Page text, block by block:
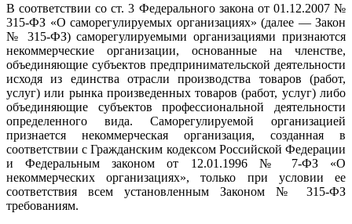
В соответствии со ст. 3 Федерального закона от 01.12.2007 №
315-ФЗ «О саморегулируемых организациях» (далее — Закон
№ 315-ФЗ) саморегулируемыми организациями признаются
некоммерческие организации, основанные на членстве,
объединяющие субъектов предпринимательской деятельности
исходя из единства отрасли производства товаров (работ,
услуг) или рынка произведенных товаров (работ, услуг) либо
объединяющие субъектов профессиональной деятельности
определенного вида. Саморегулируемой организацией
признается некоммерческая организация, созданная в
соответствии с Гражданским кодексом Российской Федерации
и Федеральным законом от 12.01.1996 № 7-ФЗ «О
некоммерческих организациях», только при условии ее
соответствия всем установленным Законом № 315-ФЗ
требованиям.